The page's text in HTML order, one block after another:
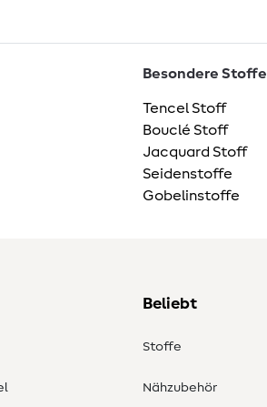
Besondere Stoffe
Tencel Stoff
Bouclé Stoff
Jacquard Stoff
Seidenstoffe
Gobelinstoffe
Beliebt
Stoffe
Nähzubehör